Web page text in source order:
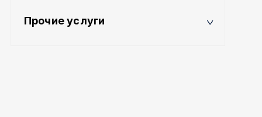
Прочие услуги